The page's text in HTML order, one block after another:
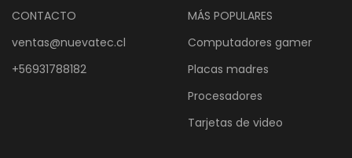
CONTACTO
ventas@nuevatec.cl
+56931788182
MÁS POPULARES
Computadores gamer
Placas madres
Procesadores
Tarjetas de video